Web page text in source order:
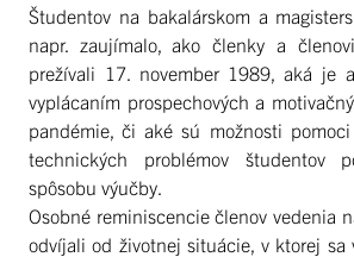
Študentov na bakalárskom a
napr. zaujímalo, ako členky a
prežívali 17. november 1989, aká je
vyplácaním prospechových a
pandémie, či aké sú možnosti
technických problémov študentov
spôsobu výučby.
Osobné reminiscencie členov vedenia
odvíjali od životnej situácie, v ktorej